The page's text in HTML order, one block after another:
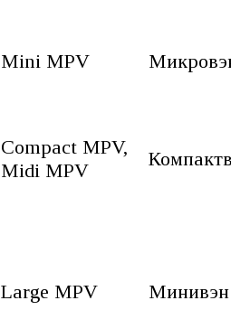
Mini MPV
Compact MPV,
Midi MPV
Large MPV Минивэн